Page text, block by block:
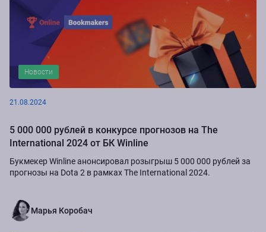
Новости
21.08.2024
5 000 000 рублей в конкурсе прогнозов на The
International 2024 от БК Winline
Букмекер Winline анонсировал розыгрыш 5 000 000 рублей за
прогнозы на Dota 2 в рамках The International 2024.
Марья Коробач